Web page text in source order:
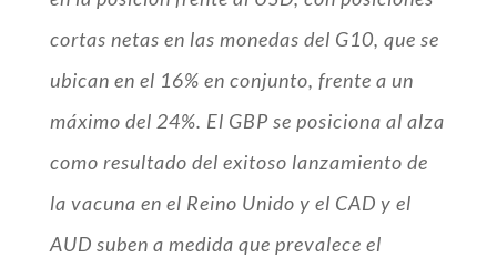
cortas netas en las monedas del G10, que se
ubican en el 16% en conjunto, frente a un
máximo del 24%. El GBP se posiciona al alza
como resultado del exitoso lanzamiento de
la vacuna en el Reino Unido y el CAD y el
AUD suben a medida que prevalece el